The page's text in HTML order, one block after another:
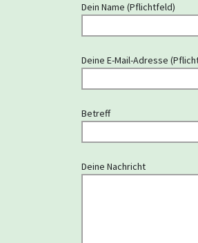
Dein Name (Pflichtfeld)
Deine E-Mail-Adresse
Betreff
Deine Nachricht